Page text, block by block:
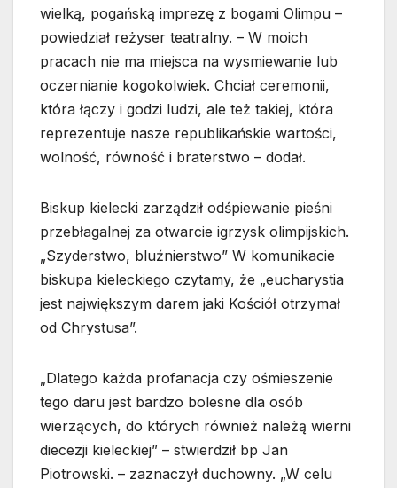
wielką, pogańską imprezę z bogami Olimpu –
powiedział reżyser teatralny. – W moich
pracach nie ma miejsca na wysmiewanie lub
oczernianie kogokolwiek. Chciał ceremonii,
która łączy i godzi ludzi, ale też takiej, która
reprezentuje nasze republikańskie wartości,
wolność, równość i braterstwo – dodał.
Biskup kielecki zarządził odśpiewanie pieśni
przebłagalnej za otwarcie igrzysk olimpijskich.
„Szyderstwo, bluźnierstwo” W komunikacie
biskupa kieleckiego czytamy, że „eucharystia
jest największym darem jaki Kościół otrzymał
od Chrystusa”.
„Dlatego każda profanacja czy ośmieszenie
tego daru jest bardzo bolesne dla osób
wierzących, do których również należą wierni
diecezji kieleckiej” – stwierdził bp Jan
Piotrowski. – zaznaczył duchowny. „W celu